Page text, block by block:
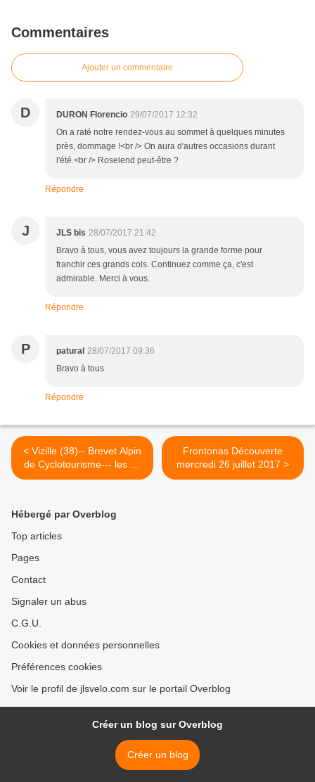
Commentaires
Ajouter un commentaire
D DURON Florencio 29/07/2017 12:32
On a raté notre rendez-vous au sommet à quelques minutes
près, dommage !<br /> On aura d'autres occasions durant
l'été.<br /> Roselend peut-être ?
Répondre
J JLS bis 28/07/2017 21:42
Bravo à tous, vous avez toujours la grande forme pour
franchir ces grands cols. Continuez comme ça, c'est
admirable. Merci à vous.
Répondre
P patural 28/07/2017 09:36
Bravo à tous
Répondre
< Vizille (38)-- Brevet Alpin
de Cyclotourisme--- les 22
et 23 juillet 2017
Frontonas Découverte
mercredi 26 juillet 2017 >
Hébergé par Overblog
Top articles
Pages
Contact
Signaler un abus
C.G.U.
Cookies et données personnelles
Préférences cookies
Voir le profil de jlsvelo.com sur le portail Overblog
Créer un blog sur Overblog
Créer un blog